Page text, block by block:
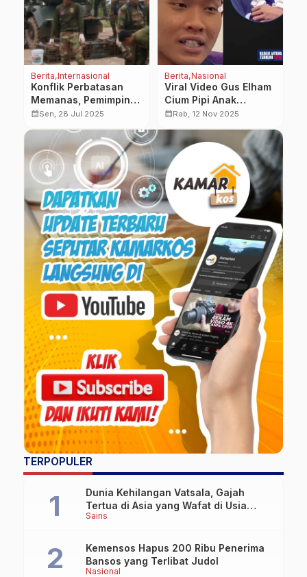
Berita Internasional
Konflik Perbatasan
Memanas, Pemimpin
Thailand dan Kamboja
Damai di Malaysia
calendar_monthSen, 28 Jul 2025
Berita Nasional
Viral Video Gus Elham
Cium Pipi Anak
Perempuan, PBNU dan
calendar_monthRab, 12 Nov 2025
TERPOPULER
Sains
Dunia Kehilangan Vatsala, Gajah
Tertua di Asia yang Wafat di Usia
Lebih dari 100 Tahun
Nasional
Kemensos Hapus 200 Ribu Penerima
Bansos yang Terlibat Judol